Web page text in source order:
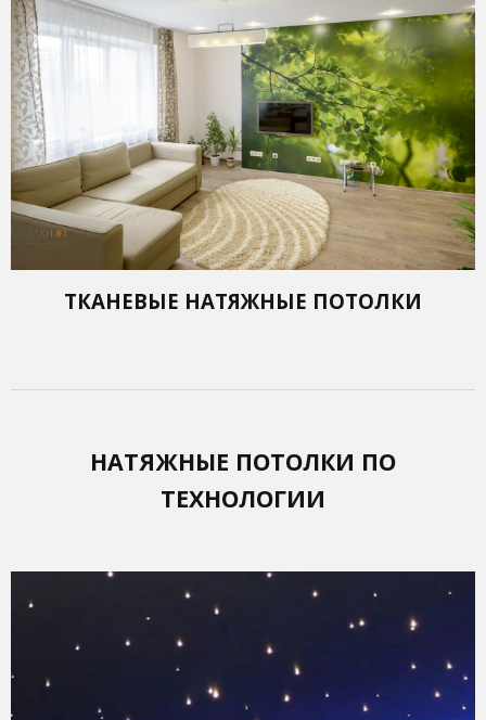
ТКАНЕВЫЕ НАТЯЖНЫЕ ПОТОЛКИ
НАТЯЖНЫЕ ПОТОЛКИ ПО
ТЕХНОЛОГИИ